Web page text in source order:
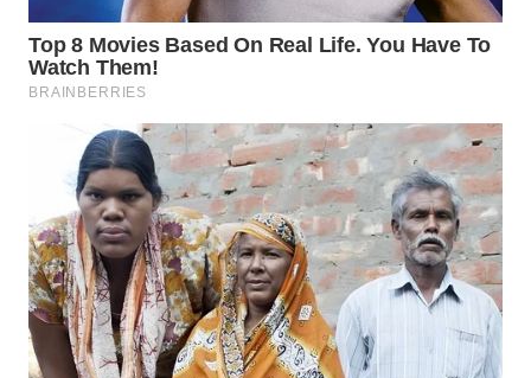
WN
KARO
WN
SIMALUNGUN
WN
LABUHANBATU
WN
TAPANULI